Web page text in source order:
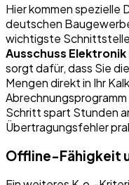
Hier kommen spezielle
deutschen
wichtigste
Ausschuss Elektronik
sorgt dafür, dass Sie
Mengen direkt in Ihr
Schritt spart Stunden
Übertragungsfehler
Offline-Fähigkeit